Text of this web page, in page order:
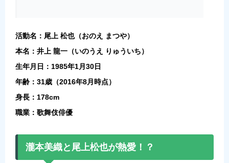
活動名：尾上 松也（おのえ まつや）
本名：井上 龍一（いのうえ りゅういち）
生年月日：1985年1月30日
年齢：31歳（2016年8月時点）
身長：178cm
職業：歌舞伎俳優
瀧本美織と尾上松也が熱愛！？